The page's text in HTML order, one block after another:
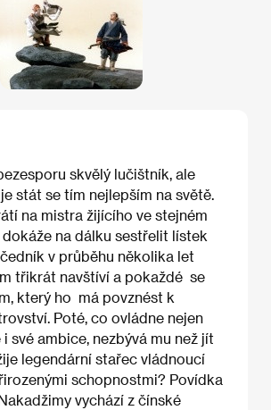
skvělý lučištník, ale
stát se tím nejlepším na světě.
na mistra žijícího ve stejném
na dálku sestřelit lístek
v průběhu několika let
třikrát navštíví a pokaždé se
který ho má povznést k
Poté, co ovládne nejen
své ambice, nezbývá mu než jít
legendární stařec vládnoucí
schopnostmi? Povídka
vychází z čínské